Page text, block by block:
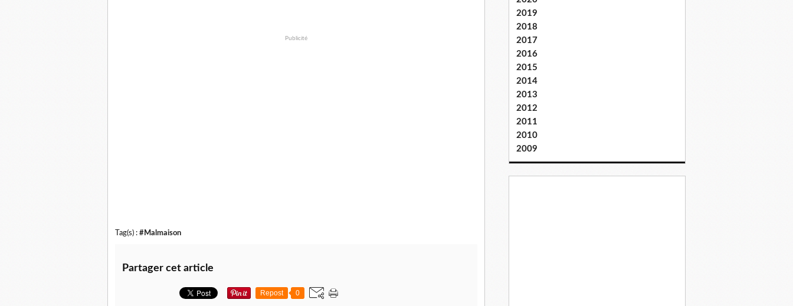
Publicité
Tag(s) : #Malmaison
Partager cet article
Repost 0
2019
2018
2017
2016
2015
2014
2013
2012
2011
2010
2009